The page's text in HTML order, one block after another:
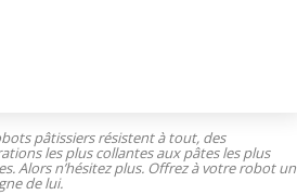
pâtissiers résistent à tout, des
les plus collantes aux pâtes les plus
Alors n’hésitez plus. Offrez à votre robot un
de lui.